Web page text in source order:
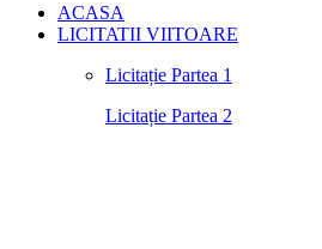
ACASA
LICITATII VIITOARE
Licitație Partea 1
Licitație Partea 2